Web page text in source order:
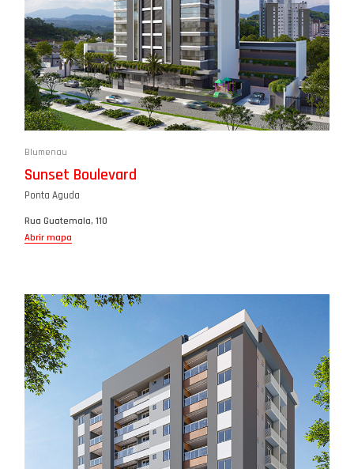
Blumenau
Sunset Boulevard
Ponta Aguda
Rua Guatemala, 110
Abrir mapa